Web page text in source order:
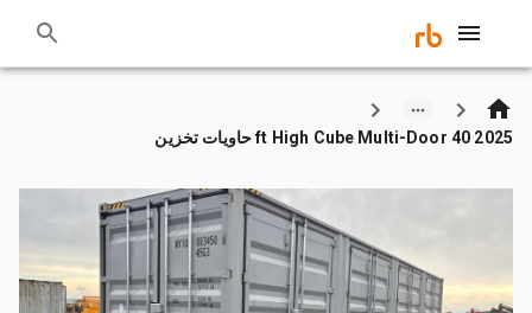
2025 40 ft High Cube Multi-Door حاويات تخزين